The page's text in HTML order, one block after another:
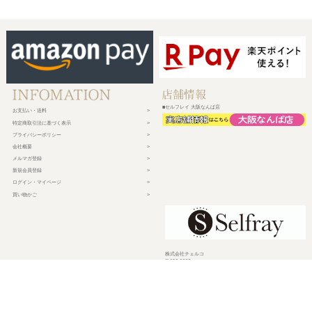
お支払い・送料
特定商取引法に基づく表示
プライバシーポリシー
会社概要
メルマガ登録
新規会員登録
ログイン・マイページ
買い物かご
■セルフレイ 大阪なんば店
株式会社チェルコ
〒150-0002